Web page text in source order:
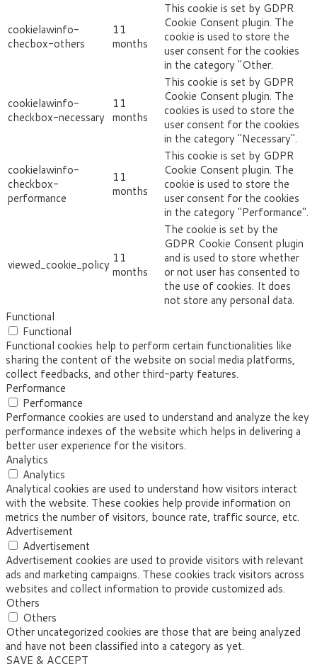
cookielawinfo-
checbox-others
11
months
This cookie is set by GDPR
Cookie Consent plugin. The
cookie is used to store the
user consent for the cookies
in the category "Other.
cookielawinfo-
checkbox-necessary
11
months
This cookie is set by GDPR
Cookie Consent plugin. The
cookies is used to store the
user consent for the cookies
in the category "Necessary".
cookielawinfo-
checkbox-
performance
11
months
This cookie is set by GDPR
Cookie Consent plugin. The
cookie is used to store the
user consent for the cookies
in the category "Performance".
viewed_cookie_policy 11
months
The cookie is set by the
GDPR Cookie Consent plugin
and is used to store whether
or not user has consented to
the use of cookies. It does
not store any personal data.
Functional
Functional
Functional cookies help to perform certain functionalities like
sharing the content of the website on social media platforms,
collect feedbacks, and other third-party features.
Performance
Performance
Performance cookies are used to understand and analyze the key
performance indexes of the website which helps in delivering a
better user experience for the visitors.
Analytics
Analytics
Analytical cookies are used to understand how visitors interact
with the website. These cookies help provide information on
metrics the number of visitors, bounce rate, traffic source, etc.
Advertisement
Advertisement
Advertisement cookies are used to provide visitors with relevant
ads and marketing campaigns. These cookies track visitors across
websites and collect information to provide customized ads.
Others
Others
Other uncategorized cookies are those that are being analyzed
and have not been classified into a category as yet.
SAVE & ACCEPT